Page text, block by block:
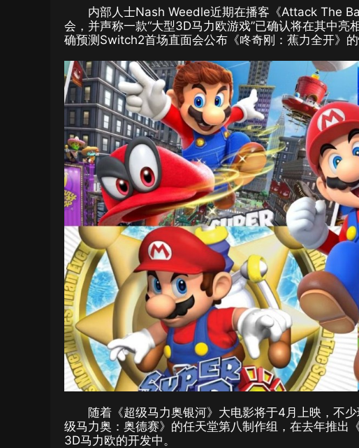
内部人士Nash Weedle近期在播客《Attack The
会，并声称一款“大型3D马力欧游戏”已确认将在其中
确预测Switch2首场直面会公布《咚奇刚：蕉力全开》的
随着《超级马力奥银河》大电影将于4月上映，不
级马力奥：奥德赛》的任天堂第八制作组，在去年推出
3D马力欧的开发中。